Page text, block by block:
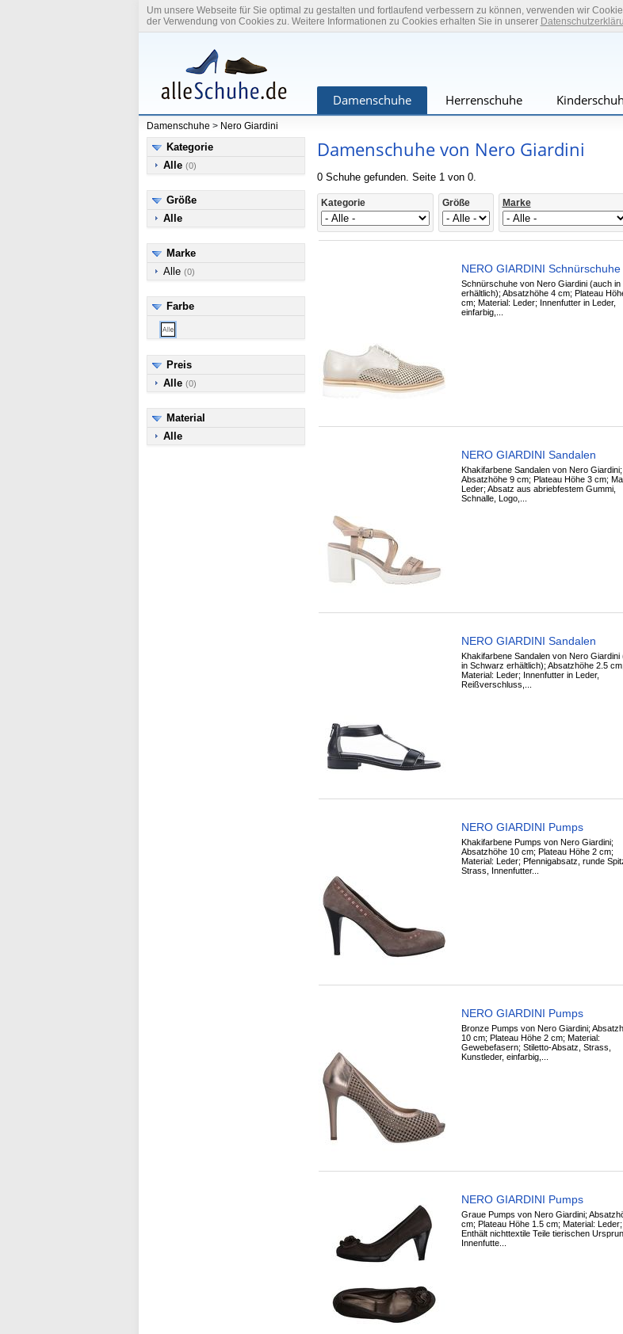
Um unsere Webseite für Sie optimal zu gestalten und fortlaufend verbessern zu können, verwenden wir
der Verwendung von Cookies zu. Weitere Informationen zu Cookies erhalten Sie in unserer
Damenschuhe Herrenschuhe
Damenschuhe> Nero Giardini
Kategorie
Alle (0)
Größe
Alle
Marke
Alle (0)
Farbe
Preis
Alle (0)
Material
Alle
Damenschuhe von Nero Giardini
0 Schuhe gefunden. Seite 1 von 0.
Kategorie Größe Marke
NERO GIARDINI Schnürschuhe
Schnürschuhe von Nero Giardini (auch in
erhältlich); Absatzhöhe 4 cm; Plateau
cm; Material: Leder; Innenfutter in Leder,
einfarbig,...
NERO GIARDINI Sandalen
Khakifarbene Sandalen von Nero Giardini;
Absatzhöhe 9 cm; Plateau Höhe 3 cm;
Leder; Absatz aus abriebfestem Gummi,
Schnalle, Logo,...
NERO GIARDINI Sandalen
Khakifarbene Sandalen von Nero Giardini
in Schwarz erhältlich); Absatzhöhe 2.5 cm;
Material: Leder; Innenfutter in Leder,
Reißverschluss,...
NERO GIARDINI Pumps
Khakifarbene Pumps von Nero Giardini;
Absatzhöhe 10 cm; Plateau Höhe 2 cm;
Material: Leder; Pfennigabsatz, runde
Strass, Innenfutter...
NERO GIARDINI Pumps
Bronze Pumps von Nero Giardini;
10 cm; Plateau Höhe 2 cm; Material:
Gewebefasern; Stiletto-Absatz, Strass,
Kunstleder, einfarbig,...
NERO GIARDINI Pumps
Graue Pumps von Nero Giardini;
cm; Plateau Höhe 1.5 cm; Material: Leder;
Enthält nichttextile Teile tierischen
Innenfutte...